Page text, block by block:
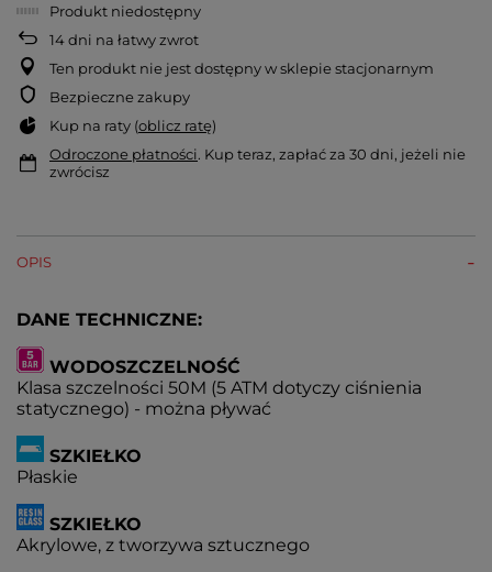
Produkt niedostępny
14dni na łatwy zwrot
Ten produkt nie jest dostępny w sklepie stacjonarnym
Bezpieczne zakupy
Kup na raty (oblicz ratę)
Odroczone płatności. Kup teraz, zapłać za 30 dni, jeżeli nie
zwrócisz
OPIS
DANE TECHNICZNE:
WODOSZCZELNOŚĆ
Klasa szczelności 50M (5 ATM dotyczy ciśnienia
statycznego) - można pływać
SZKIEŁKO
Płaskie
SZKIEŁKO
Akrylowe, z tworzywa sztucznego